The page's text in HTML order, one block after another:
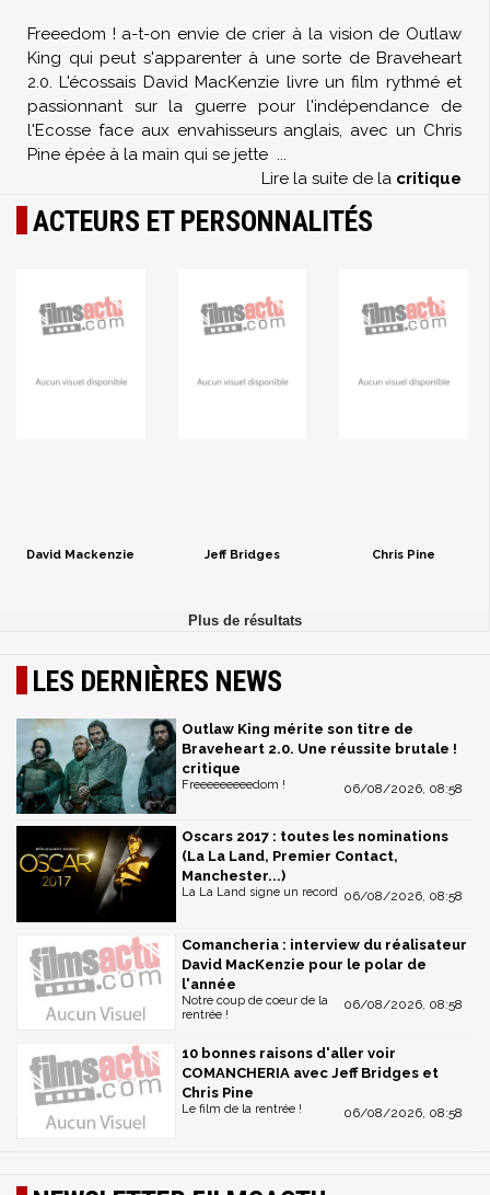
Freeedom ! a-t-on envie de crier à la vision de Outlaw
King qui peut s'apparenter à une sorte de Braveheart
2.0. L'écossais David MacKenzie livre un film rythmé et
passionnant sur la guerre pour l'indépendance de
l'Ecosse face aux envahisseurs anglais, avec un Chris
Pine épée à la main qui se jette ...
Lire la suite de la critique
ACTEURS ET PERSONNALITÉS
David Mackenzie Jeff Bridges Chris Pine
LES DERNIÈRES NEWS
Outlaw King mérite son titre de
Braveheart 2.0. Une réussite brutale !
critique
06/08/2026, 08:58
Freeeeeeeeedom !
Oscars 2017 : toutes les nominations
(La La Land, Premier Contact,
Manchester...)
06/08/2026, 08:58
La La Land signe un record
Comancheria : interview du réalisateur
David MacKenzie pour le polar de
l'année
06/08/2026, 08:58
Notre coup de coeur de la
rentrée !
10 bonnes raisons d'aller voir
COMANCHERIA avec Jeff Bridges et
Chris Pine
06/08/2026, 08:58
Le film de la rentrée !